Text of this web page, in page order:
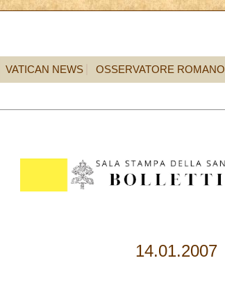
VATICAN NEWS OSSERVATORE ROMANO
14.01.2007